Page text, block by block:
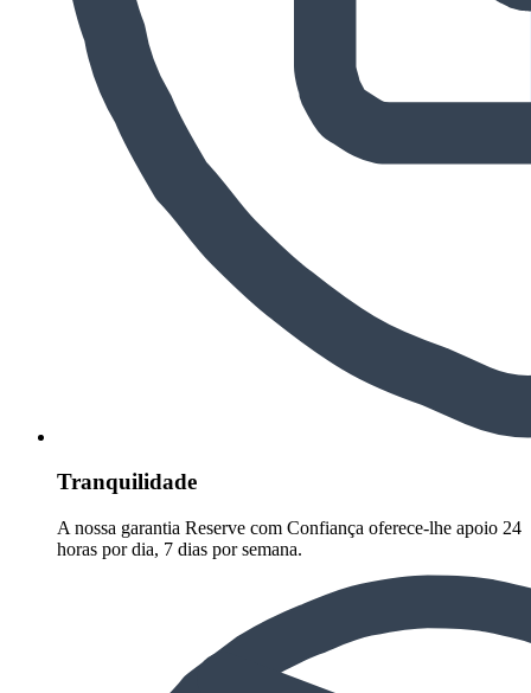
Tranquilidade
A nossa garantia Reserve com Confiança oferece-lhe apoio 24
horas por dia, 7 dias por semana.